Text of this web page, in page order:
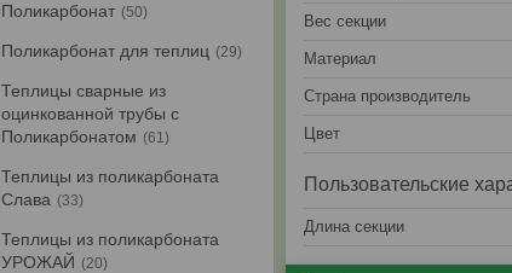
Вес секции
Материал
Страна производитель
Цвет
Пользовательские
Длина секции
Поликарбонат 50
Поликарбонат для теплиц 29
Теплицы сварные из
оцинкованной трубы с
Поликарбонатом
61
Теплицы из поликарбоната
Слава
33
Теплицы из поликарбоната
УРОЖАЙ
20